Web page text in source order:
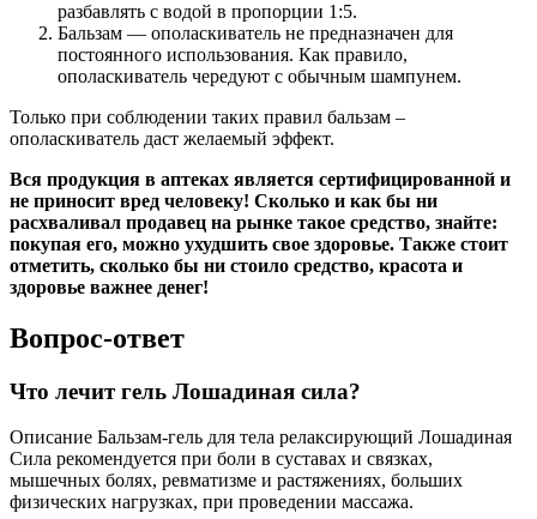
разбавлять с водой в пропорции 1:5.
Бальзам — ополаскиватель не предназначен для
постоянного использования. Как правило,
ополаскиватель чередуют с обычным шампунем.
Только при соблюдении таких правил бальзам –
ополаскиватель даст желаемый эффект.
Вся продукция в аптеках является сертифицированной и
не приносит вред человеку! Сколько и как бы ни
расхваливал продавец на рынке такое средство, знайте:
покупая его, можно ухудшить свое здоровье. Также стоит
отметить, сколько бы ни стоило средство, красота и
здоровье важнее денег!
Вопрос-ответ
Что лечит гель Лошадиная сила?
Описание Бальзам-гель для тела релаксирующий Лошадиная
Сила рекомендуется при боли в суставах и связках,
мышечных болях, ревматизме и растяжениях, больших
физических нагрузках, при проведении массажа.